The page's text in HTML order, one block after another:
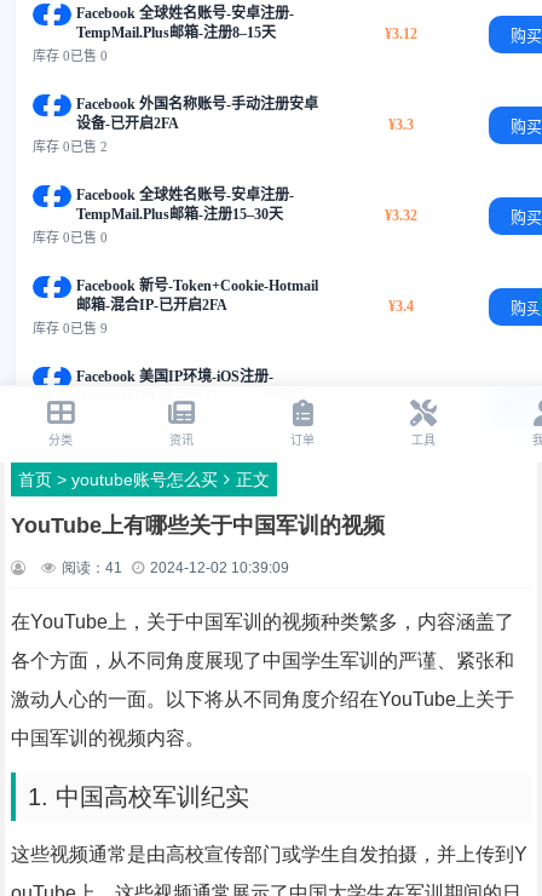
首页> youtube账号怎么买 正文
YouTube上有哪些关于中国军训的视频
阅读： 41 2024-12-02 10:39:09
在YouTube上，关于中国军训的视频种类繁多，内容涵盖了
各个方面，从不同角度展现了中国学生军训的严谨、紧张和
激动人心的一面。以下将从不同角度介绍在YouTube上关于
中国军训的视频内容。
1. 中国高校军训纪实
这些视频通常是由高校宣传部门或学生自发拍摄，并上传到Y